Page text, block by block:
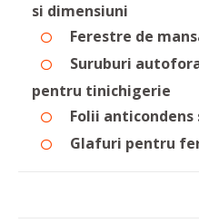
si dimensiuni
Ferestre de
Suruburi
pentru tinichigerie
Folii
Glafuri pentru